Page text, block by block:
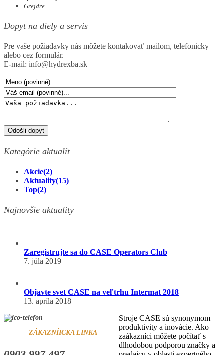
Grejdre
Dopyt na diely a servis
Pre vaše požiadavky nás môžete kontakovať mailom, telefonicky
alebo cez formulár.
E-mail: info@hydrexba.sk
Kategórie aktualít
Akcie(2)
Aktuality(15)
Top(2)
Najnovšie aktuality
Zaregistrujte sa do CASE Operators Club
7. júla 2019
Objavte svet CASE na veľtrhu Intermat 2018
13. apríla 2018
ZÁKAZNÍICKA LINKA
Stroje CASE sú synonymom
produktivity a inovácie. Ako
zaákazníci môžete počítať s
dlhodobou podporou značky a